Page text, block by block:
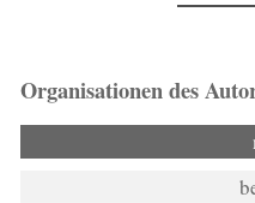
Organisationen des